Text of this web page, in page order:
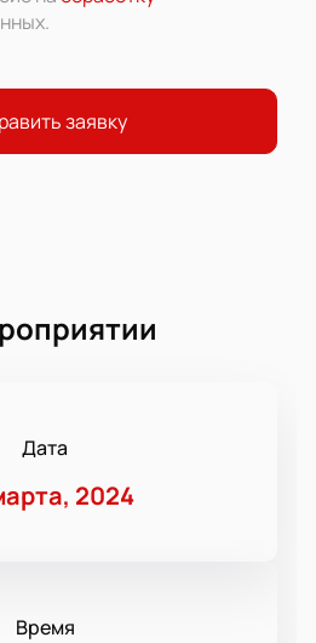
.
заявку
Дата
2024
Время